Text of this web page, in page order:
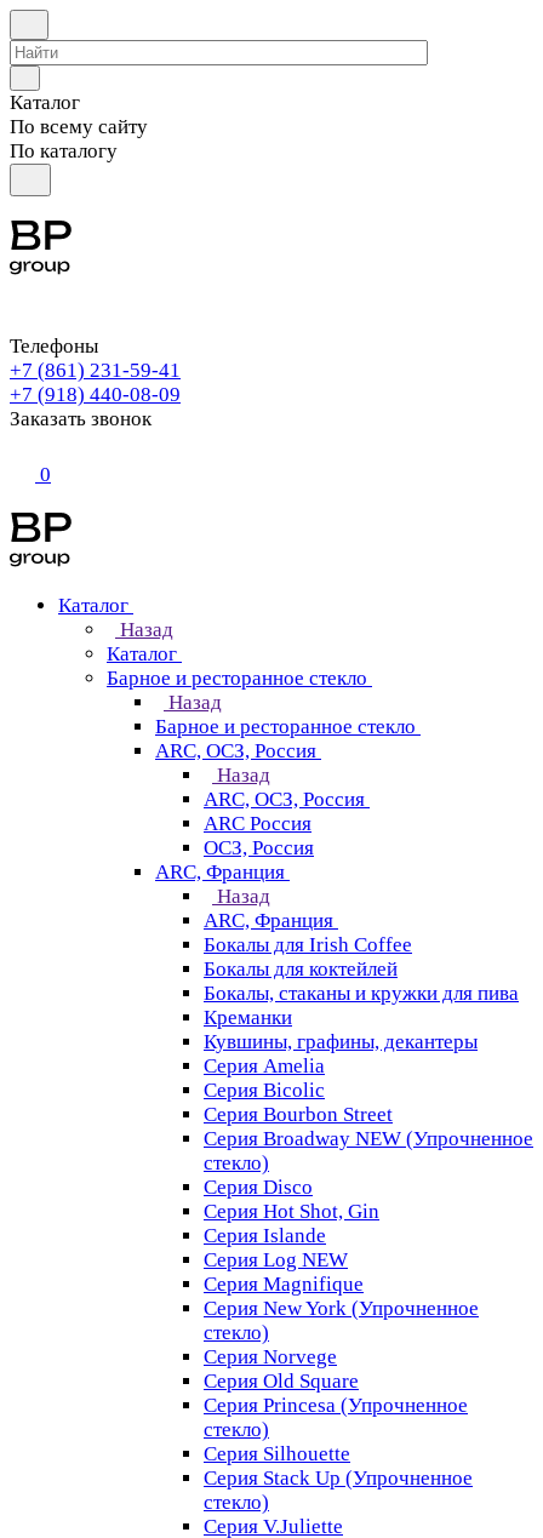
Каталог
По всему сайту
По каталогу
Телефоны
+7 (861) 231-59-41
+7 (918) 440-08-09
Заказать звонок
0
Каталог
Назад
Каталог
Барное и ресторанное стекло
Назад
Барное и ресторанное стекло
ARC, ОСЗ, Россия
Назад
ARC, ОСЗ, Россия
ARC Россия
ОСЗ, Россия
ARC, Франция
Назад
ARC, Франция
Бокалы для Irish Coffee
Бокалы для коктейлей
Бокалы, стаканы и кружки для пива
Креманки
Кувшины, графины, декантеры
Серия Amelia
Серия Bicolic
Серия Bourbon Street
Серия Broadway NEW (Упрочненное
стекло)
Серия Disco
Серия Hot Shot, Gin
Серия Islande
Серия Log NEW
Серия Magnifique
Серия New York (Упрочненное
стекло)
Серия Norvege
Серия Old Square
Серия Princesa (Упрочненное
стекло)
Серия Silhouette
Серия Stack Up (Упрочненное
стекло)
Серия V.Juliette